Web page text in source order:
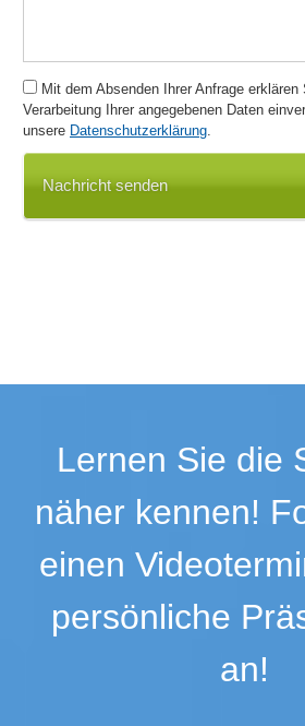
Mit dem Absenden Ihrer Anfrage
Verarbeitung Ihrer angegebenen Daten
unsere Datenschutzerklärung.
Nachricht senden
Lernen Sie die
näher kennen!
einen
persönliche
an!